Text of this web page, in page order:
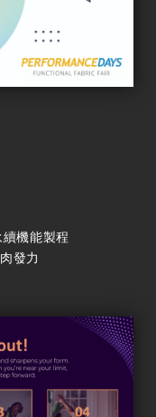
機能製程
發力